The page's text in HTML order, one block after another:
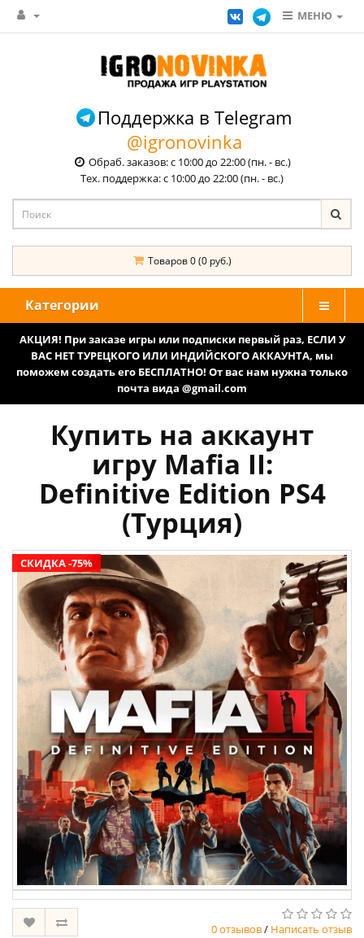
МЕНЮ
Поддержка в Telegram
@igronovinka
Обраб. заказов: с 10:00 до 22:00 (пн. - вс.)
Тех. поддержка: с 10:00 до 22:00 (пн. - вс.)
Товаров 0 (0 руб.)
Категории
АКЦИЯ! При заказе игры или подписки первый раз, ЕСЛИ У
ВАС НЕТ ТУРЕЦКОГО ИЛИ ИНДИЙСКОГО АККАУНТА, мы
поможем создать его БЕСПЛАТНО! От вас нам нужна только
почта вида @gmail.com
Купить на аккаунт
игру Mafia II:
Definitive Edition PS4
(Турция)
СКИДКА -75%
0 отзывов/ Написать отзыв